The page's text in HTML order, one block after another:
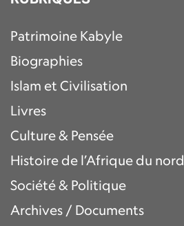
Patrimoine Kabyle
Biographies
Islam et Civilisation
Livres
Culture & Pensée
Histoire de l’Afrique du nord
Société & Politique
Archives / Documents